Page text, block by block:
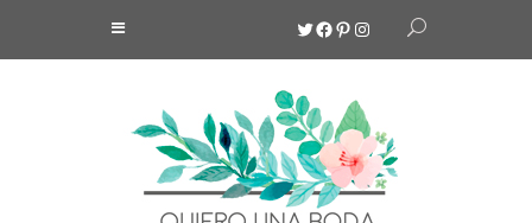
Twitter
Facebook
Pinterest
Instagram